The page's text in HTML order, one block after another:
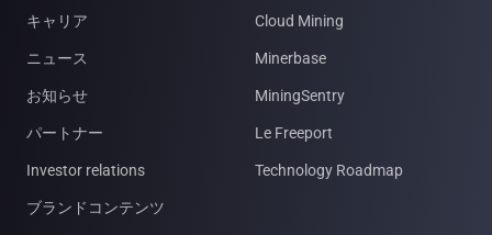
キャリア
ニュース
お知らせ
パートナー
Investor relations
ブランドコンテンツ
Cloud Mining
Minerbase
MiningSentry
Le Freeport
Technology Roadmap